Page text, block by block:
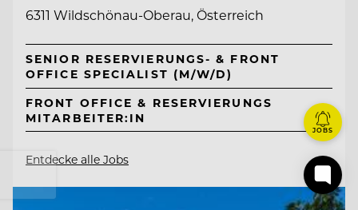
6311 Wildschönau-Oberau, Österreich
SENIOR RESERVIERUNGS- & FRONT
OFFICE SPECIALIST (M/W/D)
FRONT OFFICE & RESERVIERUNGS
MITARBEITER:IN
Entdecke alle Jobs
JOBS